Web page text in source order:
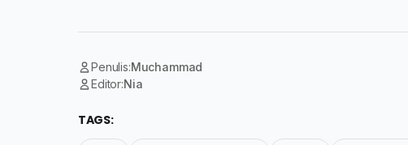
Penulis:Muchammad
Editor:Nia
TAGS: